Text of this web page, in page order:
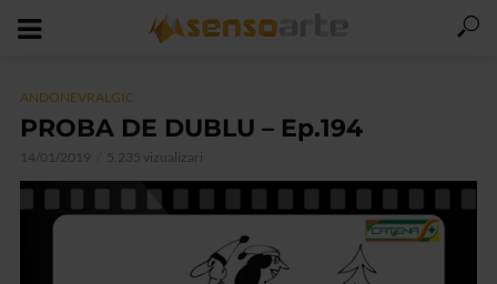
ANDONEVRALGIC
PROBA DE DUBLU – Ep.194
14/01/2019 5.235 vizualizari